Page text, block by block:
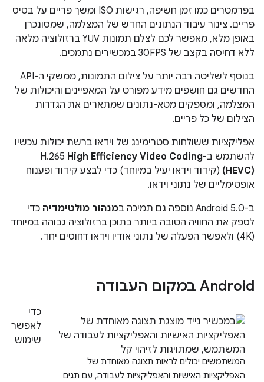
בפרמטרים כמו זמן חשיפה, רגישות ISO ומשך פריים על בסיס
פריים. צינור עיבוד הנתונים החדש של המצלמה, שמסונכרן
באופן מלא, מאפשר לכם לצלם תמונות YUV ברזולוציה מלאה
ללא דחיסה בקצב של 30FPS במכשירים נתמכים.
בנוסף לשליטה רבה יותר על צילום התמונות, ממשקי ה-API
החדשים גם חושפים מידע מפורט על המאפיינים והיכולות של
המצלמה, ומספקים מטא-נתונים שמתארים את הגדרות
הצילום של כל פריים.
אפליקציות ששולחות סטרימינג של וידאו ברשת יכולות עכשיו
להשתמש ב-H.265High Efficiency Video Coding
(HEVC) (קידוד וידאו יעיל במיוחד) כדי לבצע קידוד ופענוח
אופטימליים של נתוני וידאו.
ב-Android 5.0 נוספה גם תמיכה ב
מנהור מולטימדיה כדי
לספק את החוויה הטובה ביותר בתוכן ברזולוציה גבוהה במיוחד
(4K) ולאפשר הפעלה של נתוני אודיו וידאו דחוסים יחד.
Android במקום העבודה
המשתמשים יכולים לראות תצוגה מאוחדת של
האפליקציות האישיות והאפליקציות לעבודה, עם תגים
כדי
לאפשר
שימוש